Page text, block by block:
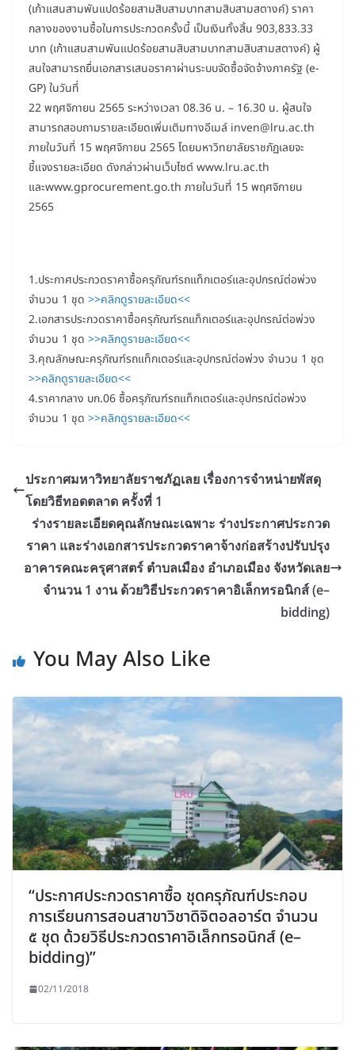
(เก้าแสนสามพันแปดร้อยสามสิบสามบาทสามสิบสามสตางค์) ราคา
กลางของงานซื้อในการประกวดครั้งนี้ เป็นเงินทั้งสิ้น 903,833.33
บาท (เก้าแสนสามพันแปดร้อยสามสิบสามบาทสามสิบสามสตางค์) ผู้
สนใจสามารถยื่นเอกสารเสนอราคาผ่านระบบจัดซื้อจัดจ้างภาครัฐ (e-
GP) ในวันที่
22 พฤศจิกายน 2565 ระหว่างเวลา 08.36 น. – 16.30 น. ผู้สนใจ
สามารถสอบถามรายละเอียดเพิ่มเติมทางอีเมล์ inven@lru.ac.th
ภายในวันที่ 15 พฤศจิกายน 2565 โดยมหาวิทยาลัยราชภัฏเลยจะ
ชี้แจงรายละเอียด ดังกล่าวผ่านเว็บไซต์ www.lru.ac.th
และwww.gprocurement.go.th ภายในวันที่ 15 พฤศจิกายน
2565
1.ประกาศประกวดราคาซื้อครุภัณฑ์รถแท็กเตอร์และอุปกรณ์ต่อพ่วง
จำนวน 1 ชุด >>คลิกดูรายละเอียด<<
2.เอกสารประกวดราคาซื้อครุภัณฑ์รถแท็กเตอร์และอุปกรณ์ต่อพ่วง
จำนวน 1 ชุด >>คลิกดูรายละเอียด<<
3.คุณลักษณะครุภัณฑ์รถแท็กเตอร์และอุปกรณ์ต่อพ่วง จำนวน 1 ชุด
>>คลิกดูรายละเอียด<<
4.ราคากลาง บก.06 ซื้อครุภัณฑ์รถแท็กเตอร์และอุปกรณ์ต่อพ่วง
จำนวน 1 ชุด >>คลิกดูรายละเอียด<<
ประกาศมหาวิทยาลัยราชภัฏเลย เรื่องการจำหน่ายพัสดุ
โดยวิธีทอดตลาด ครั้งที่ 1
ร่างรายละเอียดคุณลักษณะเฉพาะ ร่างประกาศประกวด
ราคา และร่างเอกสารประกวดราคาจ้างก่อสร้างปรับปรุง
อาคารคณะครุศาสตร์ ตำบลเมือง อำเภอเมือง จังหวัดเลย
จำนวน 1 งาน ด้วยวิธีประกวดราคาอิเล็กทรอนิกส์ (e–
bidding)
You May Also Like
“ประกาศประกวดราคาซื้อ ชุดครุภัณฑ์ประกอบ
การเรียนการสอนสาขาวิชาดิจิตอลอาร์ต จำนวน
๕ ชุด ด้วยวิธีประกวดราคาอิเล็กทรอนิกส์ (e–
bidding)”
02/11/2018